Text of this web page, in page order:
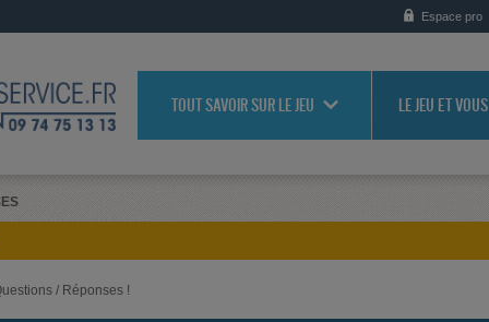
Espace pro
TOUT SAVOIR SUR LE JEU LE JEU ET VOUS
/ Réponses !